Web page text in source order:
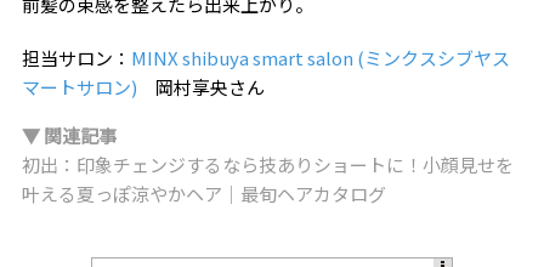
担当サロン： MINX shibuya smart salon (ミンクスシブヤス
マートサロン) 岡村享央さん
▼ 関連記事
初出：印象チェンジするなら技ありショートに！小顔見せを
叶える夏っぽ涼やかヘア｜最旬ヘアカタログ